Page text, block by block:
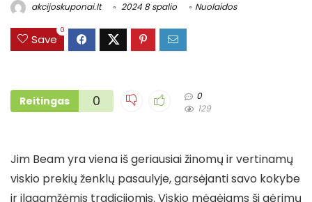
akcijoskuponai.lt 2024 8 spalio Nuolaidos
Save
0
Reitingas 0
0
129
Jim Beam yra viena iš geriausiai žinomų ir vertinamų
viskio prekių ženklų pasaulyje, garsėjanti savo kokybe
ir ilgaamžėmis tradicijomis. Viskio mėgėjams ši gėrimų